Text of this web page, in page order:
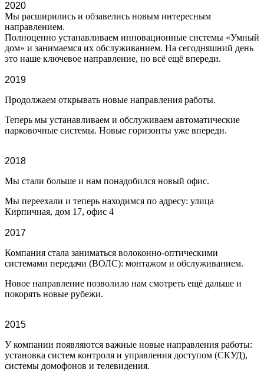
2020
Мы расширились и обзавелись новым интересным
направлением.
Полноценно устанавливаем инновационные системы «Умный
дом» и занимаемся их обслуживанием. На сегодняшний день
это наше ключевое направление, но всё ещё впереди.
2019
Продолжаем открывать новые направления работы.
Теперь мы устанавливаем и обслуживаем автоматические
парковочные системы. Новые горизонты уже впереди.
2018
Мы стали больше и нам понадобился новый офис.
Мы переехали и теперь находимся по адресу: улица
Кирпичная, дом 17, офис 4
2017
Компания стала заниматься волоконно-оптическими
системами передачи (ВОЛС): монтажом и обслуживанием.
Новое направление позволило нам смотреть ещё дальше и
покорять новые рубежи.
2015
У компании появляются важные новые направления работы:
установка систем контроля и управления доступом (СКУД),
системы домофонов и телевидения.